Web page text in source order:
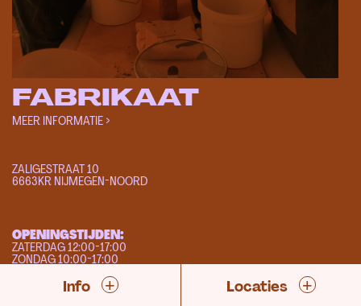
FABRIKAAT
MEER INFORMATIE >
ZALIGESTRAAT 10
6663KR NIJMEGEN-NOORD
OPENINGSTIJDEN:
ZATERDAG 12:00-17:00
ZONDAG 10:00-17:00
Info + Locaties +